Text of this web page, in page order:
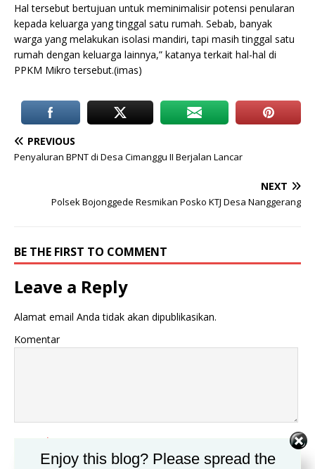
Hal tersebut bertujuan untuk meminimalisir potensi penularan
kepada keluarga yang tinggal satu rumah. Sebab, banyak
warga yang melakukan isolasi mandiri, tapi masih tinggal satu
rumah dengan keluarga lainnya,” katanya terkait hal-hal di
PPKM Mikro tersebut.(imas)
PREVIOUS
Penyaluran BPNT di Desa Cimanggu II Berjalan Lancar
NEXT
Polsek Bojonggede Resmikan Posko KTJ Desa Nanggerang
BE THE FIRST TO COMMENT
Leave a Reply
Alamat email Anda tidak akan dipublikasikan.
Komentar
*
Enjoy this blog? Please spread the